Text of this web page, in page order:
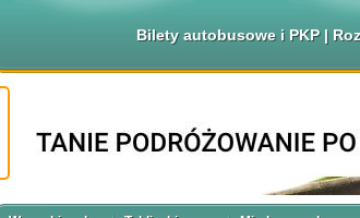
Bilety autobusowe i PKP |